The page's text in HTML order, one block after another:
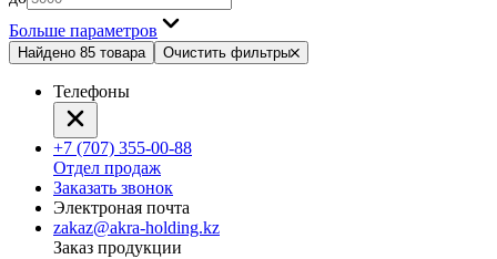
Больше параметров
Найдено 85 товара Очистить фильтры
Телефоны
+7 (707) 355-00-88
Отдел продаж
Заказать звонок
Электроная почта
zakaz@akra-holding.kz
Заказ продукции